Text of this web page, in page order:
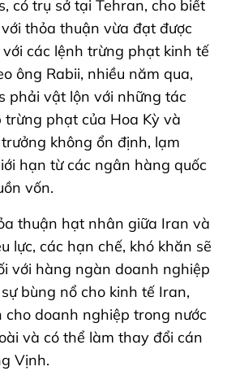
có trụ sở tại Tehran, cho biết
thỏa thuận vừa đạt được
các lệnh trừng phạt kinh tế
ông Rabii, nhiều năm qua,
phải vật lộn với những tác
phạt của Hoa Kỳ và
không ổn định, lạm
hạn từ các ngân hàng quốc
vốn.
thuận hạt nhân giữa Iran và
lực, các hạn chế, khó khăn sẽ
với hàng ngàn doanh nghiệp
bùng nổ cho kinh tế Iran,
cho doanh nghiệp trong nước
và có thể làm thay đổi cán
Vịnh.